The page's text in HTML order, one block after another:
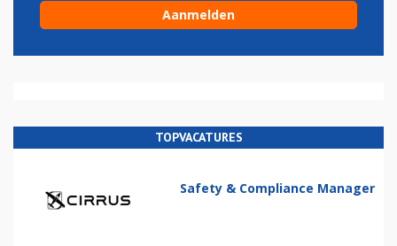
TOPVACATURES
Safety & Compliance Manager